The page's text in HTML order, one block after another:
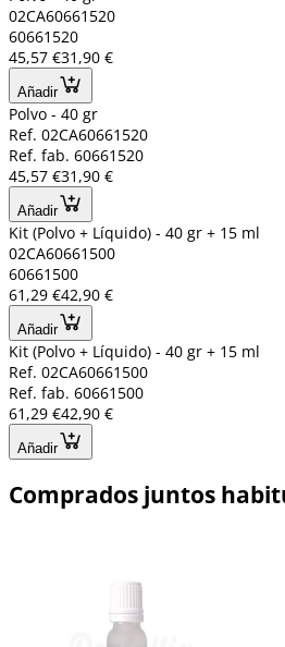
02CA60661520
60661520
45,57 €31,90 €
Añadir
Polvo - 40 gr
Ref. 02CA60661520
Ref. fab. 60661520
45,57 €31,90 €
Añadir
Kit (Polvo + Líquido) - 40 gr + 15 ml
02CA60661500
60661500
61,29 €42,90 €
Añadir
Kit (Polvo + Líquido) - 40 gr + 15 ml
Ref. 02CA60661500
Ref. fab. 60661500
61,29 €42,90 €
Añadir
Comprados juntos